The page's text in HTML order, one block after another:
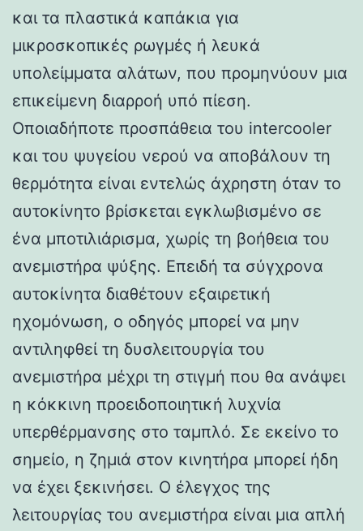
και τα πλαστικά καπάκια για
μικροσκοπικές ρωγμές ή λευκά
υπολείμματα αλάτων, που προμηνύουν μια
επικείμενη διαρροή υπό πίεση.
Οποιαδήποτε προσπάθεια του intercooler
και του ψυγείου νερού να αποβάλουν τη
θερμότητα είναι εντελώς άχρηστη όταν το
αυτοκίνητο βρίσκεται εγκλωβισμένο σε
ένα μποτιλιάρισμα, χωρίς τη βοήθεια του
ανεμιστήρα ψύξης. Επειδή τα σύγχρονα
αυτοκίνητα διαθέτουν εξαιρετική
ηχομόνωση, ο οδηγός μπορεί να μην
αντιληφθεί τη δυσλειτουργία του
ανεμιστήρα μέχρι τη στιγμή που θα ανάψει
η κόκκινη προειδοποιητική λυχνία
υπερθέρμανσης στο ταμπλό. Σε εκείνο το
σημείο, η ζημιά στον κινητήρα μπορεί ήδη
να έχει ξεκινήσει. Ο έλεγχος της
λειτουργίας του ανεμιστήρα είναι μια απλή